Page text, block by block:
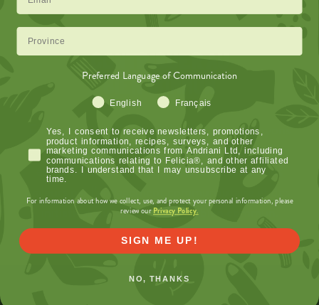
CONTRIBUER AU
BIEN COMMUN
En tant que société à mission, nous nous voyons
comme des agents de changement. Notre vision
est de partager la prospérité, en diffusant nos
initiatives qui contribuent au bien commun.
Province
Preferred Language of Communication
Language Preference
English Français
Privacy Notice - Consent Message
Yes, I consent to receive newsletters, promotions,
product information, recipes, surveys, and other
marketing communications from Andriani Ltd, including
communications relating to Felicia®, and other affiliated
brands. I understand that I may unsubscribe at any
time.
For information about how we collect, use, and protect your personal information, please
review ourPrivacy Policy.
SIGN ME UP!
NO, THANKS